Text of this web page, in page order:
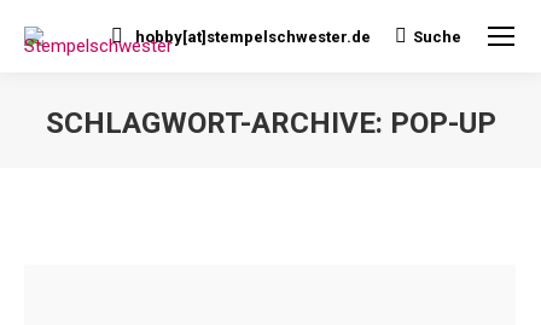
hobby[at]stempelschwester.de Search:
Suche
SCHLAGWORT-ARCHIVE: POP-UP